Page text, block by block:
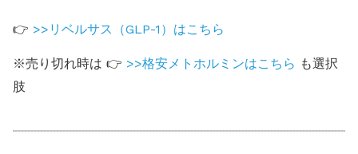
👉 >>リベルサス（GLP-1）はこちら
※売り切れ時は 👉 >>格安メトホルミンはこちら も選択
肢